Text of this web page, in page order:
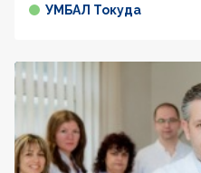
УМБАЛ Токуда